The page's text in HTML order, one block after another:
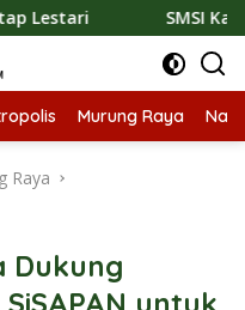
SMSI Kalteng dan
Murung Raya
Raya
Dukung
untuk